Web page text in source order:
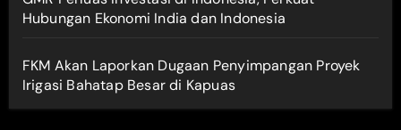
Hubungan Ekonomi India dan Indonesia
FKM Akan Laporkan Dugaan Penyimpangan Proyek
Irigasi Bahatap Besar di Kapuas